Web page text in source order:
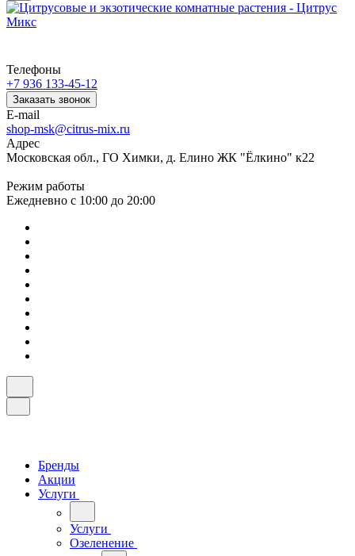
Телефоны
+7 936 133-45-12
Заказать звонок
E-mail
shop-msk@citrus-mix.ru
Адрес
Московская обл., ГО Химки, д. Елино ЖК "Ёлкино" к22
Режим работы
Ежедневно с 10:00 до 20:00
Бренды
Акции
Услуги
Услуги
Озеленение